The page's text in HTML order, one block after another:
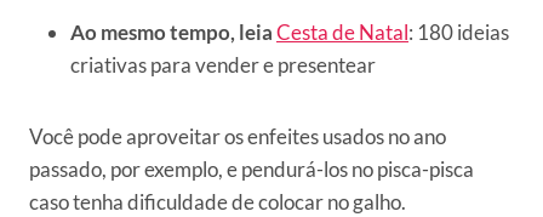
Ao mesmo tempo, leiaCesta de Natal: 180 ideias
criativas para vender e presentear
Você pode aproveitar os enfeites usados no ano
passado, por exemplo, e pendurá-los no pisca-pisca
caso tenha dificuldade de colocar no galho.